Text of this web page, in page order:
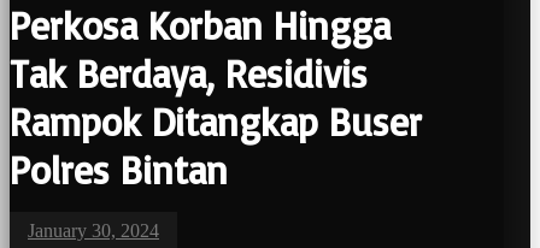
Perkosa Korban Hingga
Tak Berdaya, Residivis
Rampok Ditangkap Buser
Polres Bintan
January 30, 2024